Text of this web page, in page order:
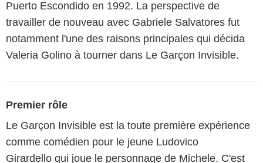
Puerto Escondido en 1992. La perspective de
travailler de nouveau avec Gabriele Salvatores fut
notamment l'une des raisons principales qui décida
Valeria Golino à tourner dans Le Garçon Invisible.
Premier rôle
Le Garçon Invisible est la toute première expérience
comme comédien pour le jeune Ludovico
Girardello qui joue le personnage de Michele. C'est